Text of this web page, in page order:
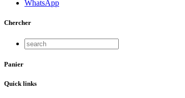
WhatsApp
Chercher
Panier
Quick links